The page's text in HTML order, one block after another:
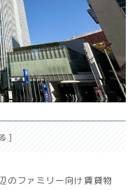
のファミリー向け賃貸物